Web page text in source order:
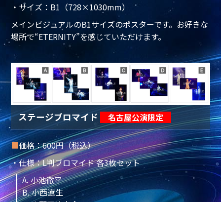
・サイズ：B1（728×1030mm）
メインビジュアルのB1サイズのポスターです。お好きな
場所で“ETERNITY”を感じていただけます。
ステージブロマイド 名古屋公演限定
■価格：600円（税込）
・仕様：L判ブロマイド 各3枚セット
A. 小池徹平
B. 小西遼生